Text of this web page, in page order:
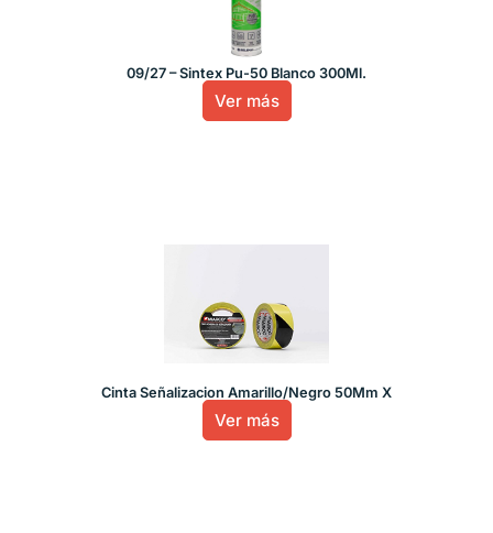
09/27 – Sintex Pu-50 Blanco 300Ml.
Ver más
Cinta Señalizacion Amarillo/Negro 50Mm X
Ver más